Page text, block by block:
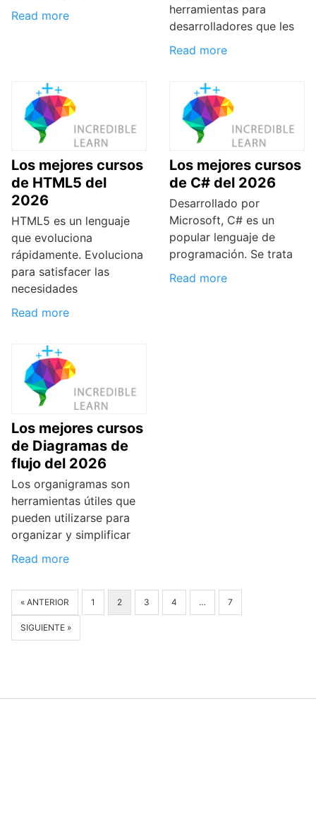
Read more
herramientas para
desarrolladores que les
Read more
Los mejores cursos
de HTML5 del
2026
HTML5 es un lenguaje
que evoluciona
rápidamente. Evoluciona
para satisfacer las
necesidades
Read more
Los mejores cursos
de C# del 2026
Desarrollado por
Microsoft, C# es un
popular lenguaje de
programación. Se trata
Read more
Los mejores cursos
de Diagramas de
flujo del 2026
Los organigramas son
herramientas útiles que
pueden utilizarse para
organizar y simplificar
Read more
« ANTERIOR 1 2 3 4 … 7
SIGUIENTE »